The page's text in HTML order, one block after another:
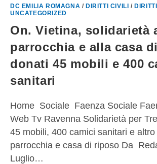
DC EMILIA ROMAGNA / DIRITTI CIVILI /
UNCATEGORIZED
On. Vietina, solidarietà
parrocchia e alla casa
donati 45 mobili e 400
sanitari
Home Sociale Faenza Sociale
Web Tv Ravenna Solidarietà per
45 mobili, 400 camici sanitari e
parrocchia e casa di riposo Da
Luglio…